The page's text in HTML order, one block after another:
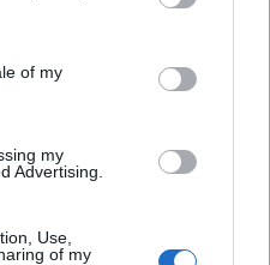
of my
my
Advertising.
Use,
of my
agosto
e descrivere la
complessa. Sostenere il